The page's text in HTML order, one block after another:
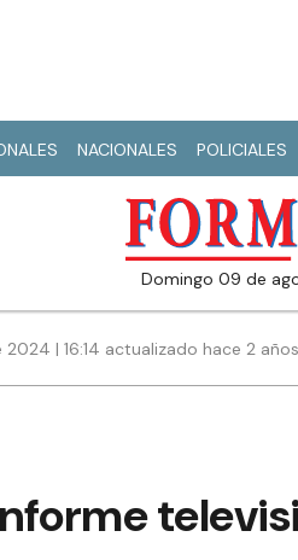
NACIONALES POLICIALES
domingo 09 de
| 16:14 actualizado hace 2 años